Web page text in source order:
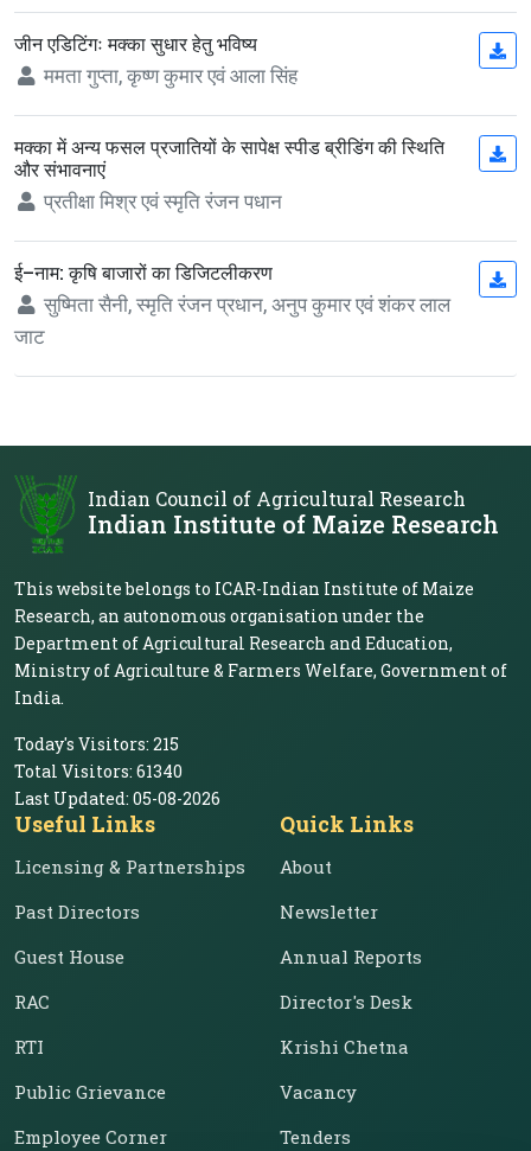
जीन एडिटिंगः मक्का सुधार हेतु भविष्य
ममता गुप्ता, कृष्ण कुमार एवं आला सिंह
मक्का में अन्य फसल प्रजातियों के सापेक्ष स्पीड ब्रीडिंग की स्थिति
और संभावनाएं
प्रतीक्षा मिश्र एवं स्मृति रंजन पधान
ई–नाम: कृषि बाजारों का डिजिटलीकरण
सुष्मिता सैनी, स्मृति रंजन प्रधान, अनुप कुमार एवं शंकर लाल
जाट
Indian Council of Agricultural Research
Indian Institute of Maize Research
This website belongs to ICAR-Indian Institute of Maize
Research, an autonomous organisation under the
Department of Agricultural Research and Education,
Ministry of Agriculture & Farmers Welfare, Government of
India.
Today's Visitors: 215
Total Visitors: 61340
Last Updated: 05-08-2026
Useful Links
Licensing & Partnerships
Past Directors
Guest House
RAC
RTI
Public Grievance
Employee Corner
Quick Links
About
Newsletter
Annual Reports
Director's Desk
Krishi Chetna
Vacancy
Tenders